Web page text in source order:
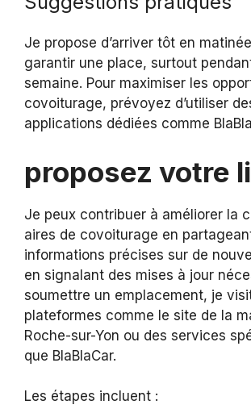
Je propose d’arriver tôt en
garantir une place, surtout
semaine. Pour maximiser les
covoiturage, prévoyez d’utiliser
applications dédiées comme
proposez votre
Je peux contribuer à améliorer la
aires de covoiturage en
informations précises sur de
en signalant des mises à jour
soumettre un emplacement, je
plateformes comme le site de la
Roche-sur-Yon ou des services
que BlaBlaCar.
Les étapes incluent :